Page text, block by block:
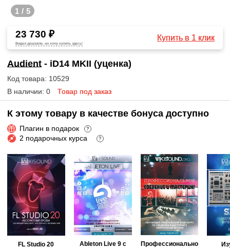
1 / 5
23 730 ₽
Видел дешевле, но хочу купить здесь!
Купить в 1 клик
Audient - iD14 MKII (уценка)
Код товара: 10529
В наличии: 0
Товар под заказ
К этому товару в качестве бонуса доступно
Плагин в подарок ?
2 подарочных курса ?
FL Studio 20
Ableton Live 9 с
Профессионально